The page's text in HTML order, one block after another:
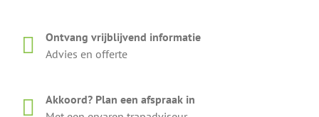
Ontvang vrijblijvend informatie
Advies en offerte
Akkoord? Plan een afspraak in